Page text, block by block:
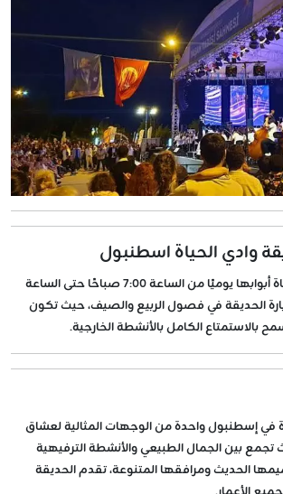
وادي الحياة اسطنبول
أبوابها يوميًا من
الساعة 7:00 صباحًا حتى الساعة
الحديقة في فصولالربيعوالصيف، حيث تكون
بالاستمتاع الكامل بالأنشطة الخارجية.
في إسطنبولواحدة من الوجهات المثالية لعشاق
تجمع بين الجمال الطبيعي والأنشطة الترفيهية
الحديث ومرافقها المتنوعة، تقدم الحديقة